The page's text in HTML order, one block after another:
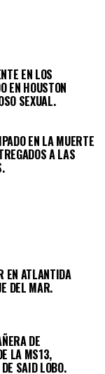
EN LOS
EN HOUSTON
SEXUAL.
EN LA MUERTE
A LAS
EN ATLANTIDA
DEL MAR.
DE
LA MS13,
SAID LOBO.